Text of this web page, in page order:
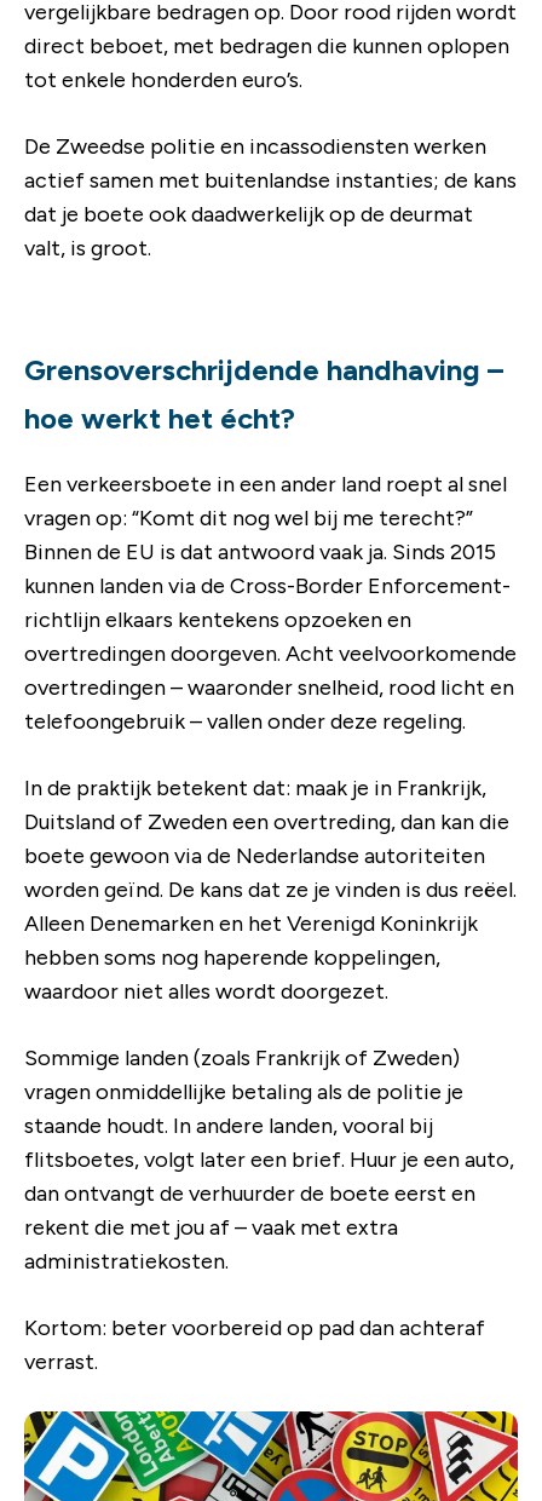
vergelijkbare bedragen op. Door rood rijden wordt
direct beboet, met bedragen die kunnen oplopen
tot enkele honderden euro’s.
De Zweedse politie en incassodiensten werken
actief samen met buitenlandse instanties; de kans
dat je boete ook daadwerkelijk op de deurmat
valt, is groot.
Grensoverschrijdende handhaving –
hoe werkt het écht?
Een verkeersboete in een ander land roept al snel
vragen op: “Komt dit nog wel bij me terecht?”
Binnen de EU is dat antwoord vaak ja. Sinds 2015
kunnen landen via de Cross-Border Enforcement-
richtlijn elkaars kentekens opzoeken en
overtredingen doorgeven. Acht veelvoorkomende
overtredingen – waaronder snelheid, rood licht en
telefoongebruik – vallen onder deze regeling.
In de praktijk betekent dat: maak je in Frankrijk,
Duitsland of Zweden een overtreding, dan kan die
boete gewoon via de Nederlandse autoriteiten
worden geïnd. De kans dat ze je vinden is dus reëel.
Alleen Denemarken en het Verenigd Koninkrijk
hebben soms nog haperende koppelingen,
waardoor niet alles wordt doorgezet.
Sommige landen (zoals Frankrijk of Zweden)
vragen onmiddellijke betaling als de politie je
staande houdt. In andere landen, vooral bij
flitsboetes, volgt later een brief. Huur je een auto,
dan ontvangt de verhuurder de boete eerst en
rekent die met jou af – vaak met extra
administratiekosten.
Kortom: beter voorbereid op pad dan achteraf
verrast.